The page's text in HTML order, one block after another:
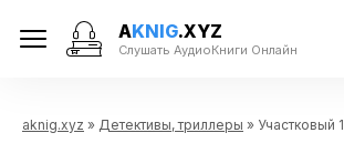
AKNIG.XYZ
Слушать АудиоКниги Онлайн
aknig.xyz » Детективы, триллеры » Участковый 1